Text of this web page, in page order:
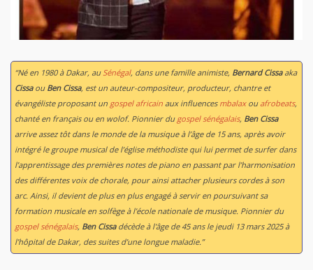
“Né en 1980 à Dakar, auSénégal, dans une famille animiste, Bernard Cissaaka
Cissaou Ben Cissa, est un auteur-compositeur, producteur, chantre et
évangéliste proposant un gospel africain aux influences mbalaxou afrobeats,
chanté en français ou en wolof. Pionnier du gospel sénégalais, Ben Cissa
arrive assez tôt dans le monde de la musique à l’âge de 15 ans, après avoir
intégré le groupe musical de l’église méthodiste qui lui permet de surfer dans
l’apprentissage des premières notes de piano en passant par l’harmonisation
des différentes voix de chorale, pour ainsi attacher plusieurs cordes à son
arc. Ainsi, il devient de plus en plus engagé à servir en poursuivant sa
formation musicale en solfège à l’école nationale de musique. Pionnier du
gospel sénégalais, Ben Cissadécède à l'âge de 45 ans le jeudi 13 mars 2025 à
l’hôpital de Dakar, des suites d’une longue maladie.”